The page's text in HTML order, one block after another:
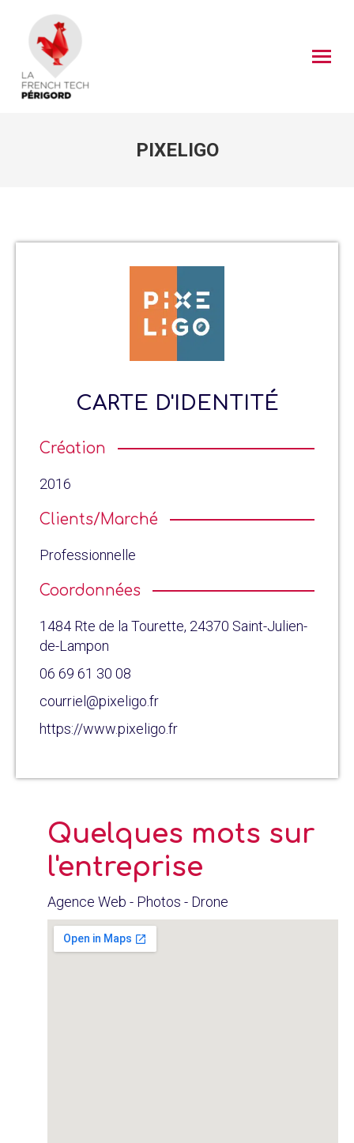
PIXELIGO
CARTE D'IDENTITÉ
Création
2016
Clients/Marché
Professionnelle
Coordonnées
1484 Rte de la Tourette, 24370 Saint-Julien-
de-Lampon
06 69 61 30 08
courriel@pixeligo.fr
https://www.pixeligo.fr
Quelques mots sur
l'entreprise
Agence Web - Photos - Drone